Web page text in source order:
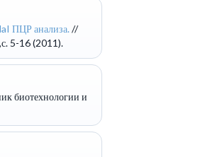
ПЦР анализа.//
5-16 (2011).
биотехнологии и